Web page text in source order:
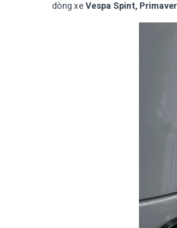
dòng xe Vespa Spint,